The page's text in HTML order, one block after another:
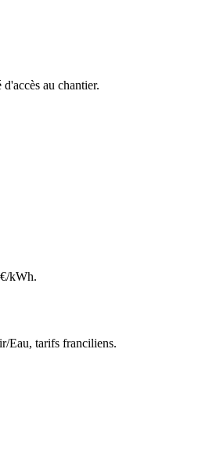
au chantier.
€/kWh.
Eau, tarifs franciliens.